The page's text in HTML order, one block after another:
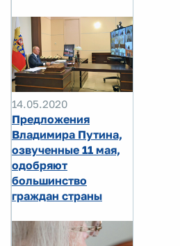
14.05.2020
Предложения
Владимира Путина,
озвученные 11 мая,
одобряют
большинство
граждан страны